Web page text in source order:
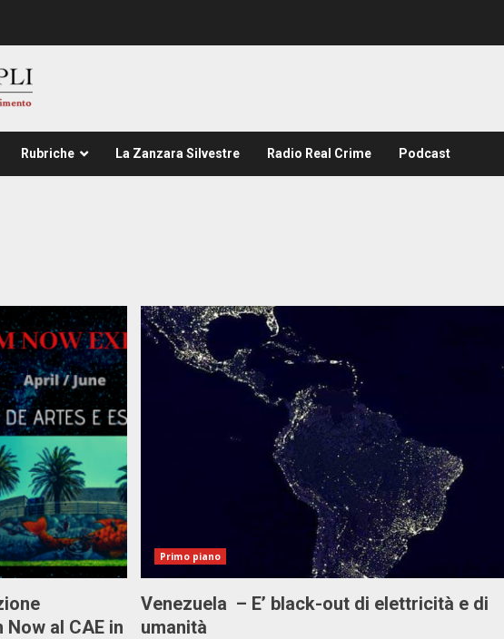
Rubriche La Zanzara Silvestre Radio Real Crime Podcast
al CAE in
Primo piano
Venezuela – E’ black-out di elettricità e di
umanità